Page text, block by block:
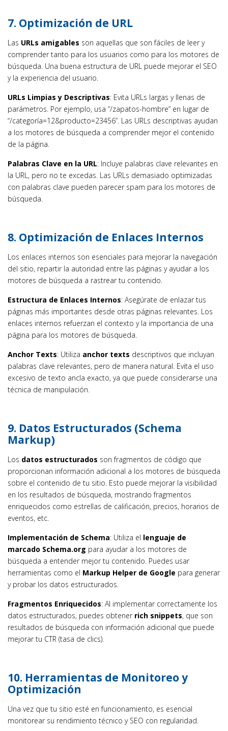
7. Optimización de URL
Las URLs amigables son aquellas que son fáciles de leer y
comprender tanto para los usuarios como para los motores de
búsqueda. Una buena estructura de URL puede mejorar el SEO
y la experiencia del usuario.
URLs Limpias y Descriptivas: Evita URLs largas y llenas de
parámetros. Por ejemplo, usa “/zapatos-hombre” en lugar de
“/categoría=12&producto=23456”. Las URLs descriptivas ayudan
a los motores de búsqueda a comprender mejor el contenido
de la página.
Palabras Clave en la URL: Incluye palabras clave relevantes en
la URL, pero no te excedas. Las URLs demasiado optimizadas
con palabras clave pueden parecer spam para los motores de
búsqueda.
8. Optimización de Enlaces Internos
Los enlaces internos son esenciales para mejorar la navegación
del sitio, repartir la autoridad entre las páginas y ayudar a los
motores de búsqueda a rastrear tu contenido.
Estructura de Enlaces Internos: Asegúrate de enlazar tus
páginas más importantes desde otras páginas relevantes. Los
enlaces internos refuerzan el contexto y la importancia de una
página para los motores de búsqueda.
Anchor Texts: Utiliza anchor texts descriptivos que incluyan
palabras clave relevantes, pero de manera natural. Evita el uso
excesivo de texto ancla exacto, ya que puede considerarse una
técnica de manipulación.
9. Datos Estructurados (Schema
Markup)
Los datos estructurados son fragmentos de código que
proporcionan información adicional a los motores de búsqueda
sobre el contenido de tu sitio. Esto puede mejorar la visibilidad
en los resultados de búsqueda, mostrando fragmentos
enriquecidos como estrellas de calificación, precios, horarios de
eventos, etc.
Implementación de Schema: Utiliza el lenguaje de
marcado Schema.org para ayudar a los motores de
búsqueda a entender mejor tu contenido. Puedes usar
herramientas como el Markup Helper de Google para generar
y probar los datos estructurados.
Fragmentos Enriquecidos: Al implementar correctamente los
datos estructurados, puedes obtener rich snippets, que son
resultados de búsqueda con información adicional que puede
mejorar tu CTR (tasa de clics).
10. Herramientas de Monitoreo y
Optimización
Una vez que tu sitio esté en funcionamiento, es esencial
monitorear su rendimiento técnico y SEO con regularidad.